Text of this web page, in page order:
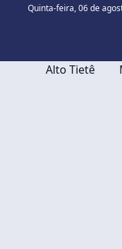
Quinta-feira,06 de
Alto Tietê